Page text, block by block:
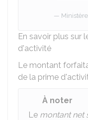
En savoir plus sur
d'activité
Le montant
de la prime
À noter
Le montant net